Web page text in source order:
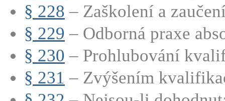
§ 228 – Zaškolení a
§ 229 – Odborná praxe
§ 230 – Prohlubování
§ 231 – Zvýšením